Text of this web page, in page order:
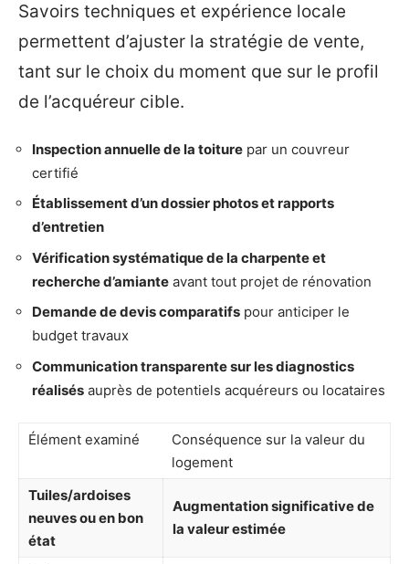
Savoirs techniques et expérience locale
permettent d’ajuster la stratégie de vente,
tant sur le choix du moment que sur le profil
de l’acquéreur cible.
Inspection annuelle de la toiture par un couvreur
certifié
Établissement d’un dossier photos et rapports
d’entretien
Vérification systématique de la charpente et
recherche d’amiante avant tout projet de rénovation
Demande de devis comparatifs pour anticiper le
budget travaux
Communication transparente sur les diagnostics
réalisés auprès de potentiels acquéreurs ou locataires
Élément examiné
Conséquence sur la valeur du
logement
Tuiles/ardoises
neuves ou en bon
état
Augmentation significative de
la valeur estimée